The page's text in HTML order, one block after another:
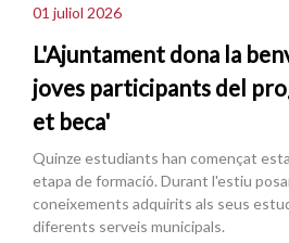
01 juliol 2026
L'Ajuntament dona la
joves participants del
et beca'
Quinze estudiants han començat
etapa de formació. Durant l'estiu
coneixements adquirits als seus
diferents serveis municipals.